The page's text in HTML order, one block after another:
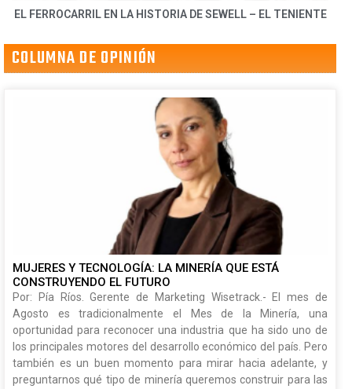
EL FERROCARRIL EN LA HISTORIA DE SEWELL – EL TENIENTE
COLUMNA DE OPINIÓN
MUJERES Y TECNOLOGÍA: LA MINERÍA QUE ESTÁ
CONSTRUYENDO EL FUTURO
Por: Pía Ríos. Gerente de Marketing Wisetrack.- El mes de
Agosto es tradicionalmente el Mes de la Minería, una
oportunidad para reconocer una industria que ha sido uno de
los principales motores del desarrollo económico del país. Pero
también es un buen momento para mirar hacia adelante, y
preguntarnos qué tipo de minería queremos construir para las